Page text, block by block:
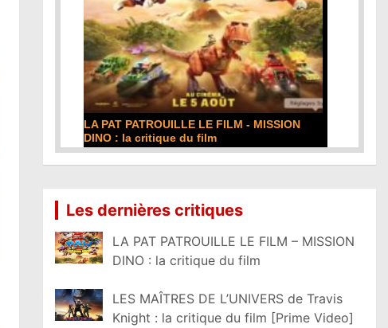
LA PAT PATROUILLE LE FILM - MISSION
DINO : la critique du film
DE LA COMÉDIE-
Les dernières critiques
LA PAT PATROUILLE LE FILM – MISSION
DINO : la critique du film
LES MAÎTRES DE L’UNIVERS de Travis
Knight : la critique du film [Prime Video]